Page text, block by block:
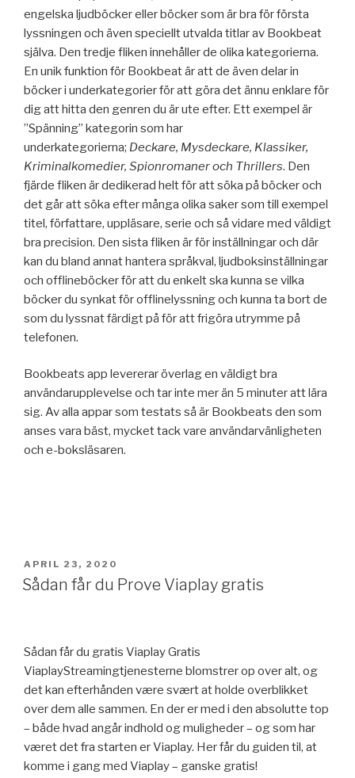
engelska ljudböcker eller böcker som är bra för första
lyssningen och även speciellt utvalda titlar av Bookbeat
själva. Den tredje fliken innehåller de olika kategorierna.
En unik funktion för Bookbeat är att de även delar in
böcker i underkategorier för att göra det ännu enklare för
dig att hitta den genren du är ute efter. Ett exempel är
”Spänning” kategorin som har
underkategorierna; Deckare, Mysdeckare, Klassiker,
Kriminalkomedier, Spionromaner och Thrillers. Den
fjärde fliken är dedikerad helt för att söka på böcker och
det går att söka efter många olika saker som till exempel
titel, författare, uppläsare, serie och så vidare med väldigt
bra precision. Den sista fliken är för inställningar och där
kan du bland annat hantera språkval, ljudboksinställningar
och offlineböcker för att du enkelt ska kunna se vilka
böcker du synkat för offlinelyssning och kunna ta bort de
som du lyssnat färdigt på för att frigöra utrymme på
telefonen.
Bookbeats app levererar överlag en väldigt bra
användarupplevelse och tar inte mer än 5 minuter att lära
sig. Av alla appar som testats så är Bookbeats den som
anses vara bäst, mycket tack vare användarvänligheten
och e-boksläsaren.
PUBLICERAT
APRIL 23, 2020
Sådan får du Prove Viaplay gratis
Sådan får du gratis Viaplay Gratis
ViaplayStreamingtjenesterne blomstrer op over alt, og
det kan efterhånden være svært at holde overblikket
over dem alle sammen. En der er med i den absolutte top
– både hvad angår indhold og muligheder – og som har
været det fra starten er Viaplay. Her får du guiden til, at
komme i gang med Viaplay – ganske gratis!